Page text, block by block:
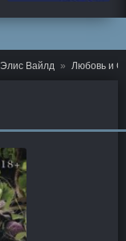
Элис Вайлд Любовь и